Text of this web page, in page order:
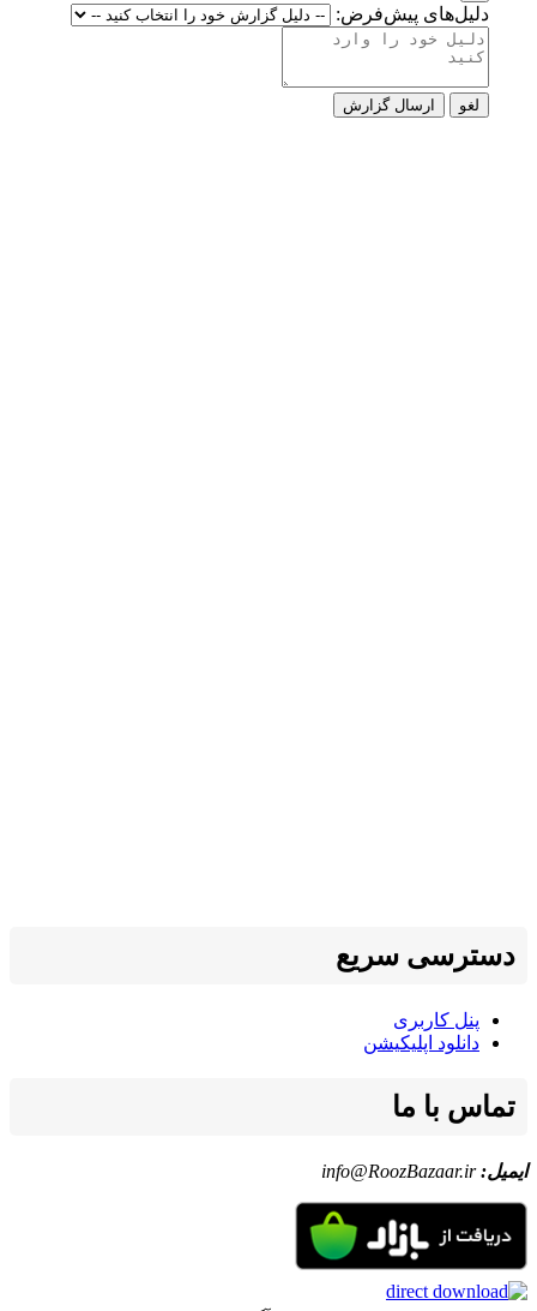
دلیل‌های پیش‌فرض:
لغو ارسال گزارش
دسترسی سریع
پنل کاربری
دانلود اپلیکیشن
تماس با ما
ایمیل:info@RoozBazaar.ir